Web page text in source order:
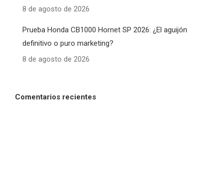
8 de agosto de 2026
Prueba Honda CB1000 Hornet SP 2026: ¿El aguijón
definitivo o puro marketing?
8 de agosto de 2026
Comentarios recientes